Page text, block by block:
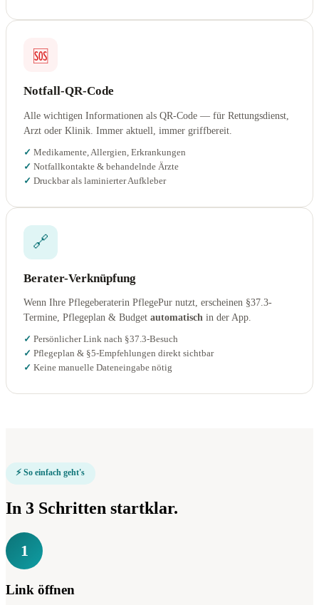
🆘
Notfall-QR-Code
Alle wichtigen Informationen als QR-Code — für Rettungsdienst,
Arzt oder Klinik. Immer aktuell, immer griffbereit.
Medikamente, Allergien, Erkrankungen
Notfallkontakte & behandelnde Ärzte
Druckbar als laminierter Aufkleber
🔗
Berater-Verknüpfung
Wenn Ihre Pflegeberaterin PflegePur nutzt, erscheinen §37.3-
Termine, Pflegeplan & Budget automatisch in der App.
Persönlicher Link nach §37.3-Besuch
Pflegeplan & §5-Empfehlungen direkt sichtbar
Keine manuelle Dateneingabe nötig
⚡ So einfach geht's
In 3 Schritten startklar.
1
Link öffnen